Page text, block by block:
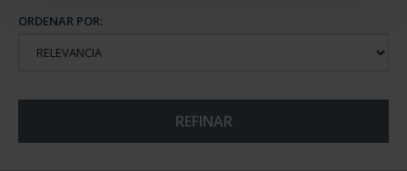
ORDENAR POR:
REFINAR